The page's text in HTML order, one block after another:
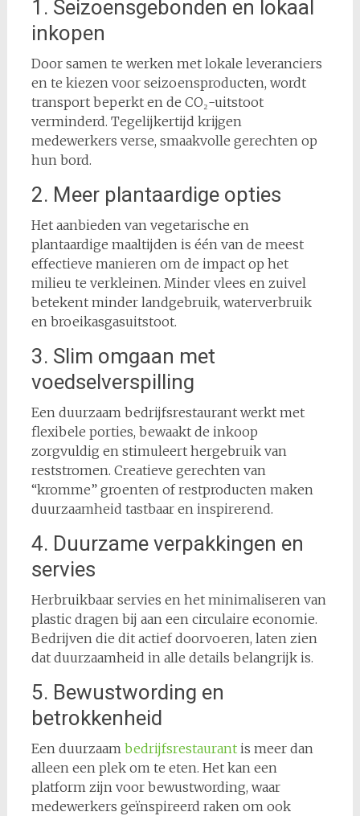
1. Seizoensgebonden en lokaal
inkopen
Door samen te werken met lokale leveranciers
en te kiezen voor seizoensproducten, wordt
transport beperkt en de CO₂-uitstoot
verminderd. Tegelijkertijd krijgen
medewerkers verse, smaakvolle gerechten op
hun bord.
2. Meer plantaardige opties
Het aanbieden van vegetarische en
plantaardige maaltijden is één van de meest
effectieve manieren om de impact op het
milieu te verkleinen. Minder vlees en zuivel
betekent minder landgebruik, waterverbruik
en broeikasgasuitstoot.
3. Slim omgaan met
voedselverspilling
Een duurzaam bedrijfsrestaurant werkt met
flexibele porties, bewaakt de inkoop
zorgvuldig en stimuleert hergebruik van
reststromen. Creatieve gerechten van
“kromme” groenten of restproducten maken
duurzaamheid tastbaar en inspirerend.
4. Duurzame verpakkingen en
servies
Herbruikbaar servies en het minimaliseren van
plastic dragen bij aan een circulaire economie.
Bedrijven die dit actief doorvoeren, laten zien
dat duurzaamheid in alle details belangrijk is.
5. Bewustwording en
betrokkenheid
Een duurzaam bedrijfsrestaurantis meer dan
alleen een plek om te eten. Het kan een
platform zijn voor bewustwording, waar
medewerkers geïnspireerd raken om ook